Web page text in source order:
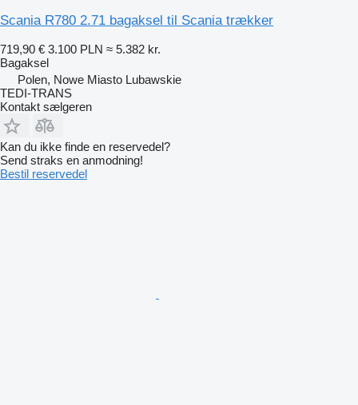
Scania R780 2.71 bagaksel til Scania trækker
719,90 € 3.100 PLN ≈ 5.382 kr.
Bagaksel
Polen, Nowe Miasto Lubawskie
TEDI-TRANS
Kontakt sælgeren
Kan du ikke finde en reservedel?
Send straks en anmodning!
Bestil reservedel